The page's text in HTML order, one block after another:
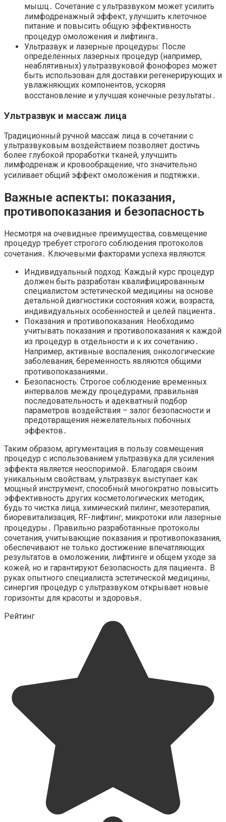
мышц․ Сочетание с ультразвуком может усилить
лимфодренажный эффект, улучшить клеточное
питание и повысить общую эффективность
процедур омоложения и лифтинга․
Ультразвук и лазерные процедуры: После
определенных лазерных процедур (например,
неаблятивных) ультразвуковой фонофорез может
быть использован для доставки регенерирующих и
увлажняющих компонентов, ускоряя
восстановление и улучшая конечные результаты․
Ультразвук и массаж лица
Традиционный ручной массаж лица в сочетании с
ультразвуковым воздействием позволяет достичь
более глубокой проработки тканей, улучшить
лимфодренаж и кровообращение, что значительно
усиливает общий эффект омоложения и подтяжки․
Важные аспекты: показания,
противопоказания и безопасность
Несмотря на очевидные преимущества, совмещение
процедур требует строгого соблюдения протоколов
сочетания․ Ключевыми факторами успеха являются:
Индивидуальный подход: Каждый курс процедур
должен быть разработан квалифицированным
специалистом эстетической медицины на основе
детальной диагностики состояния кожи, возраста,
индивидуальных особенностей и целей пациента․
Показания и противопоказания: Необходимо
учитывать показания и противопоказания к каждой
из процедур в отдельности и к их сочетанию․
Например, активные воспаления, онкологические
заболевания, беременность являются общими
противопоказаниями․
Безопасность: Строгое соблюдение временных
интервалов между процедурами, правильная
последовательность и адекватный подбор
параметров воздействия – залог безопасности и
предотвращения нежелательных побочных
эффектов․
Таким образом, аргументация в пользу совмещения
процедур с использованием ультразвука для усиления
эффекта является неоспоримой․ Благодаря своим
уникальным свойствам, ультразвук выступает как
мощный инструмент, способный многократно повысить
эффективность других косметологических методик,
будь то чистка лица, химический пилинг, мезотерапия,
биоревитализация, RF-лифтинг, микротоки или лазерные
процедуры․ Правильно разработанные протоколы
сочетания, учитывающие показания и противопоказания,
обеспечивают не только достижение впечатляющих
результатов в омоложении, лифтинге и общем уходе за
кожей, но и гарантируют безопасность для пациента․ В
руках опытного специалиста эстетической медицины,
синергия процедур с ультразвуком открывает новые
горизонты для красоты и здоровья․
Рейтинг